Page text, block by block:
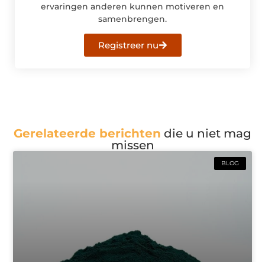
ervaringen anderen kunnen motiveren en
samenbrengen.
Registreer nu
Gerelateerde berichten die u niet mag
missen
BLOG